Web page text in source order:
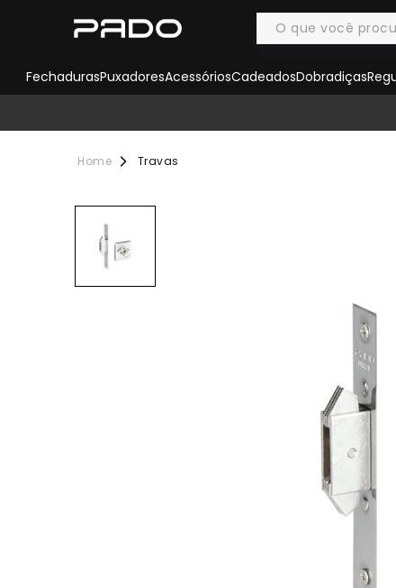
FechadurasPuxadoresAcessóriosCadeadosDobradiças
Travas